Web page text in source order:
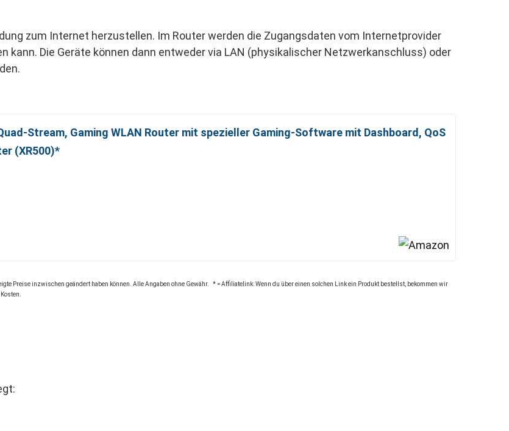
zum Internet herzustellen. Im Router werden die Zugangsdaten vom Internetprovider
kann. Die Geräte können dann entweder via LAN (physikalischer Netzwerkanschluss) oder
Stream, Gaming WLAN Router mit spezieller Gaming-Software mit Dashboard, QoS
(XR500)*
Preise inzwischen geändert haben können. Alle Angaben ohne Gewähr. * = Affiliatelink: Wenn du über einen solchen Link ein Produkt bestellst, bekommen wir